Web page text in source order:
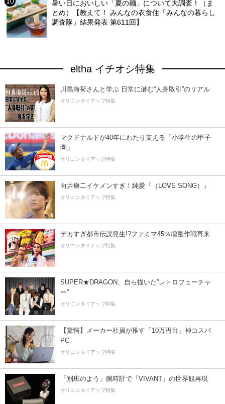
暑い日においしい「夏の麺」について大調査！（ま
とめ）【教えて！ みんなの衣食住「みんなの暮らし
調査隊」結果発表 第611回】
eltha イチオシ特集
川島海荷さんと学ぶ 日常に潜む“人身取引”のリアル
オリコンタイアップ特集
マクドナルドが40年にわたり支える「小学生の甲子
園」
オリコンタイアップ特集
向井康二イケメンすぎ！純愛『（LOVE SONG）』
オリコンタイアップ特集
デカすぎ都市伝説発生!?ファミマ45％増量作戦再来
オリコンタイアップ特集
SUPER★DRAGON、自ら描いた”レトロフューチャ
ー”
オリコンタイアップ特集
【驚愕】メーカー社員が推す「10万円台」神コスパ
PC
オリコンタイアップ特集
「別班のよう」腕時計で『VIVANT』の世界観再現
オリコンタイアップ特集